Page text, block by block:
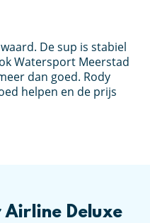
De sup is stabiel
Watersport Meerstad
dan goed. Rody
helpen en de prijs
Deluxe